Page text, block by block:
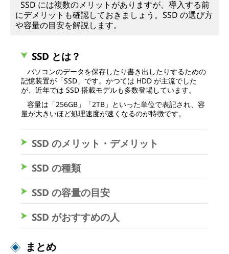
SSD には複数のメリットがありますが、導入する前
にデメリットも確認しておきましょう。SSD の選び方
や容量の目安を解説します。
SSD とは？
パソコンのデータを保存したり書き出したりするための
記憶装置が「SSD」です。かつては HDD が主流でした
が、近年では SSD 搭載モデルも多数登場しています。
容量は「256GB」「2TB」といった単位で表記され、容
量が大きいほど処理速度が速くなるのが特徴です。
SSD のメリット・デメリット
SSD の種類
SSD の容量の目安
SSD がおすすめの人
まとめ